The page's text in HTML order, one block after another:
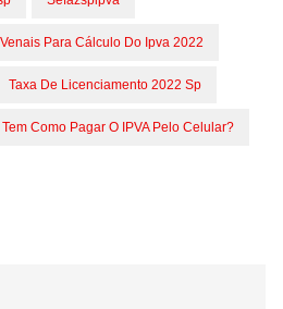
Para Cálculo Do Ipva 2022
Taxa De Licenciamento 2022 Sp
Tem Como Pagar O IPVA Pelo Celular?